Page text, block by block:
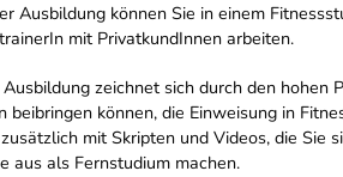
Ausbildung können Sie in einem
mit PrivatkundInnen arbeiten.
Ausbildung zeichnet sich durch den
beibringen können, die Einweisung in
mit Skripten und Videos, die Sie
aus als Fernstudium machen.